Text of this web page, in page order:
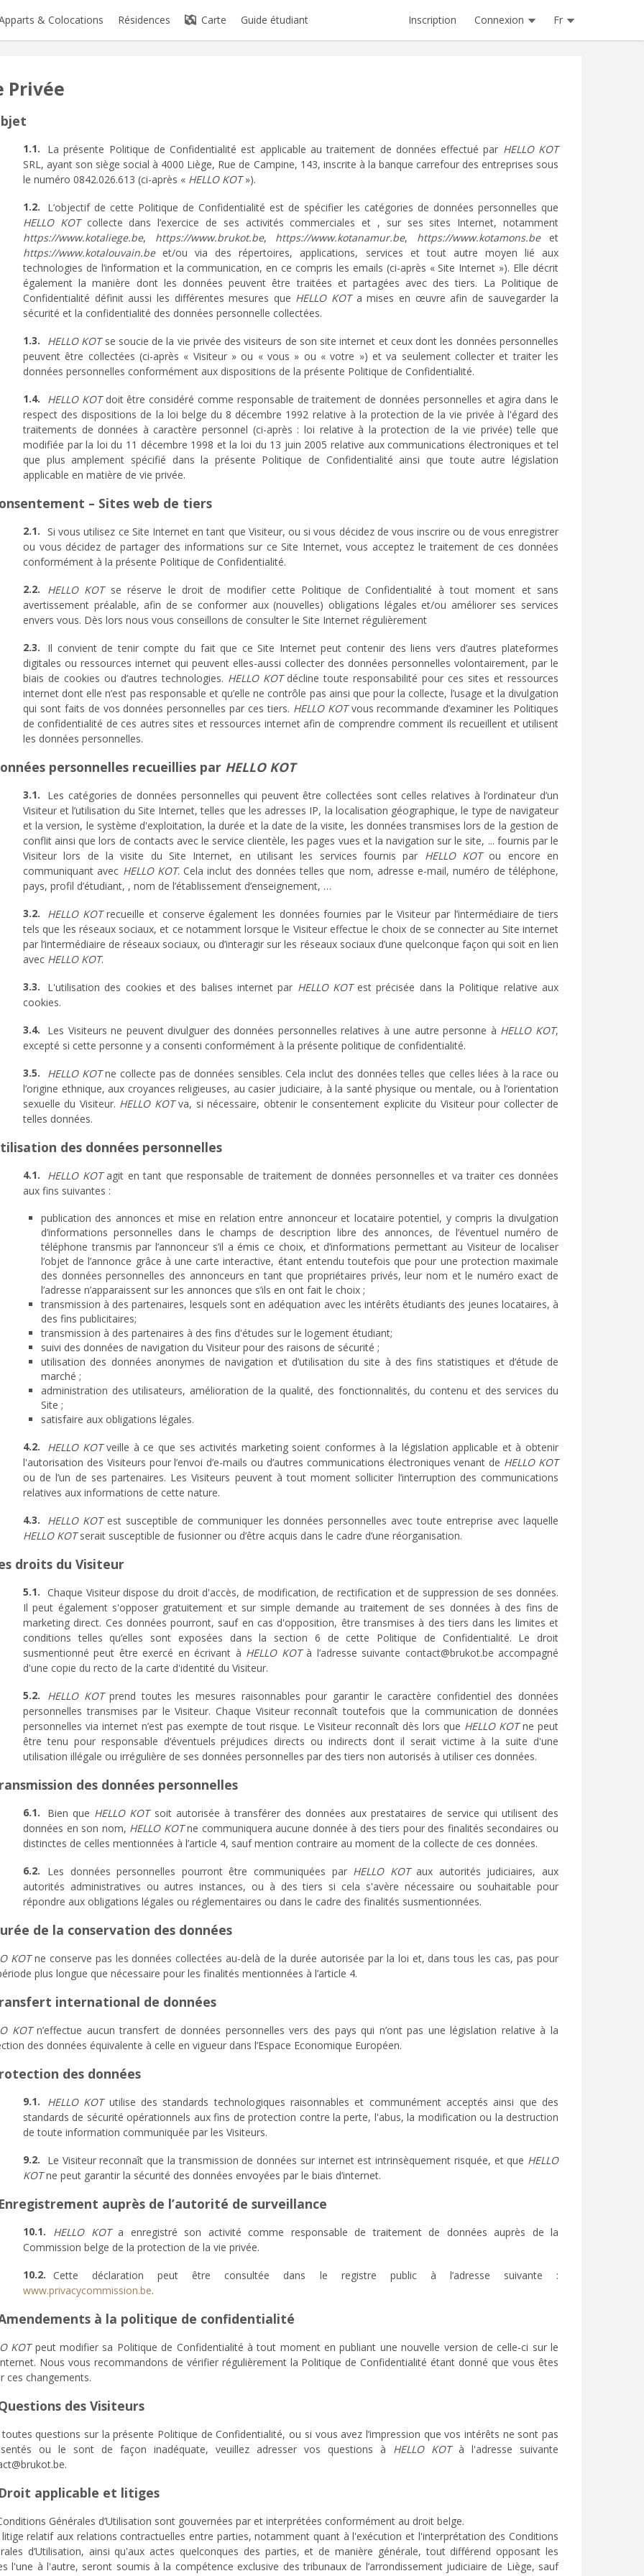
& Colocations Résidences Carte Guide étudiant Inscription Connexion Fr
Privée
La présente Politique de Confidentialité est applicable au traitement de données effectué par HELLO KOT
SRL, ayant son siège social à 4000 Liège, Rue de Campine, 143, inscrite à la banque carrefour des entreprises sous
le numéro 0842.026.613 (ci-après « HELLO KOT»).
L’objectif de cette Politique de Confidentialité est de spécifier les catégories de données personnelles que
HELLO KOTcollecte dans l’exercice de ses activités commerciales et , sur ses sites Internet, notamment
https://www.kotaliege.be, https://www.brukot.be, https://www.kotanamur.be, https://www.kotamons.beet
https://www.kotalouvain.beet/ou via des répertoires, applications, services et tout autre moyen lié aux
technologies de l’information et la communication, en ce compris les emails (ci-après « Site Internet »). Elle décrit
également la manière dont les données peuvent être traitées et partagées avec des tiers. La Politique de
Confidentialité définit aussi les différentes mesures que HELLO KOTa mises en œuvre afin de sauvegarder la
sécurité et la confidentialité des données personnelle collectées.
HELLO KOTse soucie de la vie privée des visiteurs de son site internet et ceux dont les données personnelles
peuvent être collectées (ci-après « Visiteur » ou « vous » ou « votre ») et va seulement collecter et traiter les
données personnelles conformément aux dispositions de la présente Politique de Confidentialité.
HELLO KOTdoit être considéré comme responsable de traitement de données personnelles et agira dans le
respect des dispositions de la loi belge du 8 décembre 1992 relative à la protection de la vie privée à l'égard des
traitements de données à caractère personnel (ci-après : loi relative à la protection de la vie privée) telle que
modifiée par la loi du 11 décembre 1998 et la loi du 13 juin 2005 relative aux communications électroniques et tel
que plus amplement spécifié dans la présente Politique de Confidentialité ainsi que toute autre législation
applicable en matière de vie privée.
– Sites web de tiers
Si vous utilisez ce Site Internet en tant que Visiteur, ou si vous décidez de vous inscrire ou de vous enregistrer
ou vous décidez de partager des informations sur ce Site Internet, vous acceptez le traitement de ces données
conformément à la présente Politique de Confidentialité.
HELLO KOTse réserve le droit de modifier cette Politique de Confidentialité à tout moment et sans
avertissement préalable, afin de se conformer aux (nouvelles) obligations légales et/ou améliorer ses services
envers vous. Dès lors nous vous conseillons de consulter le Site Internet régulièrement
Il convient de tenir compte du fait que ce Site Internet peut contenir des liens vers d’autres plateformes
digitales ou ressources internet qui peuvent elles-aussi collecter des données personnelles volontairement, par le
biais de cookies ou d’autres technologies. HELLO KOTdécline toute responsabilité pour ces sites et ressources
internet dont elle n’est pas responsable et qu’elle ne contrôle pas ainsi que pour la collecte, l’usage et la divulgation
qui sont faits de vos données personnelles par ces tiers. HELLO KOTvous recommande d’examiner les Politiques
de confidentialité de ces autres sites et ressources internet afin de comprendre comment ils recueillent et utilisent
les données personnelles.
personnelles recueillies par HELLO KOT
Les catégories de données personnelles qui peuvent être collectées sont celles relatives à l’ordinateur d’un
Visiteur et l’utilisation du Site Internet, telles que les adresses IP, la localisation géographique, le type de navigateur
et la version, le système d'exploitation, la durée et la date de la visite, les données transmises lors de la gestion de
conflit ainsi que lors de contacts avec le service clientèle, les pages vues et la navigation sur le site, ... fournis par le
Visiteur lors de la visite du Site Internet, en utilisant les services fournis par HELLO KOTou encore en
communiquant avec HELLO KOT. Cela inclut des données telles que nom, adresse e-mail, numéro de téléphone,
pays, profil d’étudiant, , nom de l’établissement d’enseignement, …
HELLO KOTrecueille et conserve également les données fournies par le Visiteur par l’intermédiaire de tiers
tels que les réseaux sociaux, et ce notamment lorsque le Visiteur effectue le choix de se connecter au Site internet
par l’intermédiaire de réseaux sociaux, ou d’interagir sur les réseaux sociaux d’une quelconque façon qui soit en lien
avec HELLO KOT.
L'utilisation des cookies et des balises internet par HELLO KOTest précisée dans la Politique relative aux
cookies.
Les Visiteurs ne peuvent divulguer des données personnelles relatives à une autre personne à HELLO KOT,
excepté si cette personne y a consenti conformément à la présente politique de confidentialité.
HELLO KOTne collecte pas de données sensibles. Cela inclut des données telles que celles liées à la race ou
l’origine ethnique, aux croyances religieuses, au casier judiciaire, à la santé physique ou mentale, ou à l’orientation
sexuelle du Visiteur. HELLO KOTva, si nécessaire, obtenir le consentement explicite du Visiteur pour collecter de
telles données.
des données personnelles
HELLO KOTagit en tant que responsable de traitement de données personnelles et va traiter ces données
aux fins suivantes :
publication des annonces et mise en relation entre annonceur et locataire potentiel, y compris la divulgation
d’informations personnelles dans le champs de description libre des annonces, de l’éventuel numéro de
téléphone transmis par l’annonceur s’il a émis ce choix, et d’informations permettant au Visiteur de localiser
l’objet de l’annonce grâce à une carte interactive, étant entendu toutefois que pour une protection maximale
des données personnelles des annonceurs en tant que propriétaires privés, leur nom et le numéro exact de
l’adresse n’apparaissent sur les annonces que s’ils en ont fait le choix ;
transmission à des partenaires, lesquels sont en adéquation avec les intérêts étudiants des jeunes locataires, à
des fins publicitaires;
transmission à des partenaires à des fins d'études sur le logement étudiant;
suivi des données de navigation du Visiteur pour des raisons de sécurité ;
utilisation des données anonymes de navigation et d’utilisation du site à des fins statistiques et d’étude de
marché ;
administration des utilisateurs, amélioration de la qualité, des fonctionnalités, du contenu et des services du
Site ;
satisfaire aux obligations légales.
HELLO KOTveille à ce que ses activités marketing soient conformes à la législation applicable et à obtenir
l'autorisation des Visiteurs pour l’envoi d’e-mails ou d’autres communications électroniques venant de HELLO KOT
ou de l’un de ses partenaires. Les Visiteurs peuvent à tout moment solliciter l’interruption des communications
relatives aux informations de cette nature.
HELLO KOTest susceptible de communiquer les données personnelles avec toute entreprise avec laquelle
HELLO KOTserait susceptible de fusionner ou d’être acquis dans le cadre d’une réorganisation.
droits du Visiteur
Chaque Visiteur dispose du droit d'accès, de modification, de rectification et de suppression de ses données.
Il peut également s'opposer gratuitement et sur simple demande au traitement de ses données à des fins de
marketing direct. Ces données pourront, sauf en cas d'opposition, être transmises à des tiers dans les limites et
conditions telles qu’elles sont exposées dans la section 6 de cette Politique de Confidentialité. Le droit
susmentionné peut être exercé en écrivant à HELLO KOTà l’adresse suivante contact@brukot.be accompagné
d'une copie du recto de la carte d'identité du Visiteur.
HELLO KOTprend toutes les mesures raisonnables pour garantir le caractère confidentiel des données
personnelles transmises par le Visiteur. Chaque Visiteur reconnaît toutefois que la communication de données
personnelles via internet n’est pas exempte de tout risque. Le Visiteur reconnaît dès lors que HELLO KOTne peut
être tenu pour responsable d’éventuels préjudices directs ou indirects dont il serait victime à la suite d'une
utilisation illégale ou irrégulière de ses données personnelles par des tiers non autorisés à utiliser ces données.
des données personnelles
Bien que HELLO KOTsoit autorisée à transférer des données aux prestataires de service qui utilisent des
données en son nom, HELLO KOTne communiquera aucune donnée à des tiers pour des finalités secondaires ou
distinctes de celles mentionnées à l’article 4, sauf mention contraire au moment de la collecte de ces données.
Les données personnelles pourront être communiquées par HELLO KOTaux autorités judiciaires, aux
autorités administratives ou autres instances, ou à des tiers si cela s'avère nécessaire ou souhaitable pour
répondre aux obligations légales ou réglementaires ou dans le cadre des finalités susmentionnées.
de la conservation des données
KOTne conserve pas les données collectées au-delà de la durée autorisée par la loi et, dans tous les cas, pas pour
plus longue que nécessaire pour les finalités mentionnées à l’article 4.
international de données
KOTn’effectue aucun transfert de données personnelles vers des pays qui n’ont pas une législation relative à la
des données équivalente à celle en vigueur dans l’Espace Economique Européen.
des données
HELLO KOTutilise des standards technologiques raisonnables et communément acceptés ainsi que des
standards de sécurité opérationnels aux fins de protection contre la perte, l'abus, la modification ou la destruction
de toute information communiquée par les Visiteurs.
Le Visiteur reconnaît que la transmission de données sur internet est intrinsèquement risquée, et que HELLO
KOTne peut garantir la sécurité des données envoyées par le biais d’internet.
auprès de l’autorité de surveillance
HELLO KOTa enregistré son activité comme responsable de traitement de données auprès de la
Commission belge de la protection de la vie privée.
Cette déclaration peut être consultée dans le registre public à l’adresse suivante :
www.privacycommission.be.
à la politique de confidentialité
KOTpeut modifier sa Politique de Confidentialité à tout moment en publiant une nouvelle version de celle-ci sur le
Nous vous recommandons de vérifier régulièrement la Politique de Confidentialité étant donné que vous êtes
ces changements.
des Visiteurs
questions sur la présente Politique de Confidentialité, ou si vous avez l’impression que vos intérêts ne sont pas
ou le sont de façon inadéquate, veuillez adresser vos questions à HELLO KOTà l'adresse suivante
applicable et litiges
Générales d’Utilisation sont gouvernées par et interprétées conformément au droit belge.
relatif aux relations contractuelles entre parties, notamment quant à l'exécution et l'interprétation des Conditions
d’Utilisation, ainsi qu'aux actes quelconques des parties, et de manière générale, tout différend opposant les
l'une à l'autre, seront soumis à la compétence exclusive des tribunaux de l’arrondissement judiciaire de Liège, sauf